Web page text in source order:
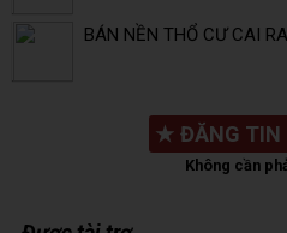
BÁN NỀN THỔ CƯ CAI
★ ĐĂNG TIN
Không cần